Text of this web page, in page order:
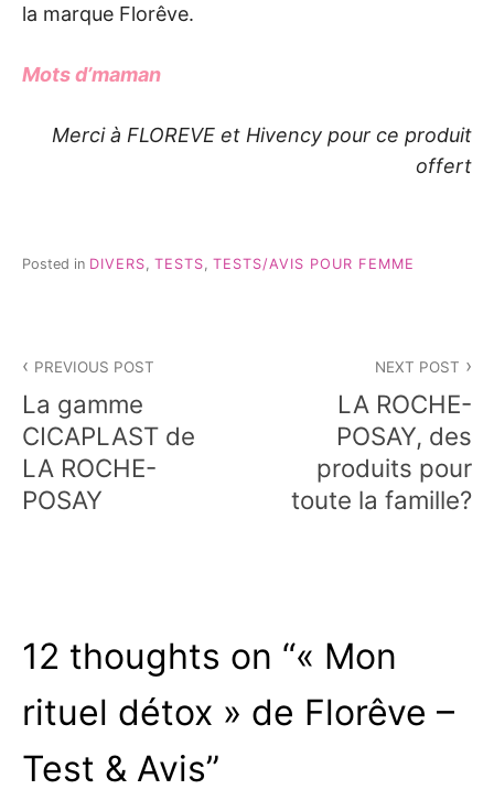
la marque Florêve.
Mots d’maman
Merci à FLOREVE et Hivency pour ce produit
offert
Posted in DIVERS, TESTS, TESTS/AVIS POUR FEMME
de
l’article
PREVIOUS POST
La gamme
CICAPLAST de
LA ROCHE-
POSAY
NEXT POST
LA ROCHE-
POSAY, des
produits pour
toute la famille?
12 thoughts on “« Mon
rituel détox » de Florêve –
Test & Avis”